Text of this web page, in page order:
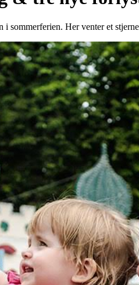
sommerferien. Her venter et